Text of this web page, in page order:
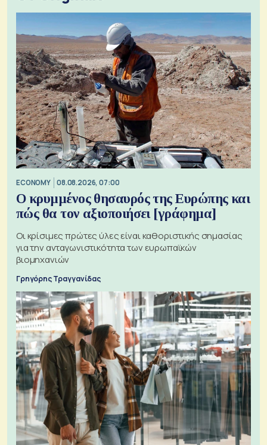
ECONOMY 08.08.2026, 07:00
Ο κρυμμένος θησαυρός της Ευρώπης και
πώς θα τον αξιοποιήσει [γράφημα]
Οι κρίσιμες πρώτες ύλες είναι καθοριστικής σημασίας
για την ανταγωνιστικότητα των ευρωπαϊκών
βιομηχανιών
Γρηγόρης Τραγγανίδας